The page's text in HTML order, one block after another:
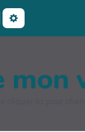
mon